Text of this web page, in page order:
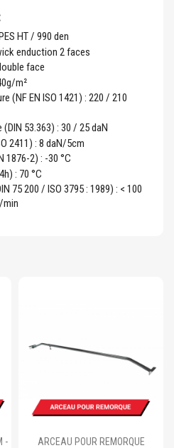
HT / 990 den
enduction 2 faces
face
m²
(NF EN ISO 1421) : 220 / 210
53.363) : 30 / 25 daN
2411) : 8 daN/5cm
1876-2) : -30 °C
: 70 °C
75 200 / ISO 3795 : 1989) : < 100
min
-
Ajouter au panier
ARCEAU POUR REMORQUE